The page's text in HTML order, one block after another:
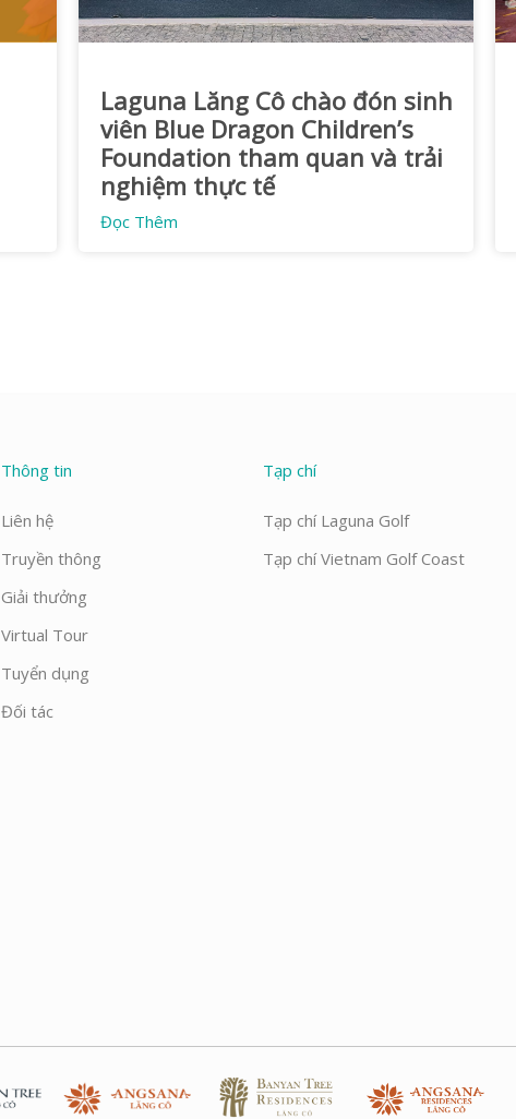
Laguna Lăng Cô chào đón sinh
viên Blue Dragon Children’s
Foundation tham quan và trải
nghiệm thực tế
Đọc Thêm
Thông tin
Liên hệ
Truyền thông
Giải thưởng
Virtual Tour
Tuyển dụng
Đối tác
Tạp chí
Tạp chí Laguna Golf
Tạp chí Vietnam Golf Coast